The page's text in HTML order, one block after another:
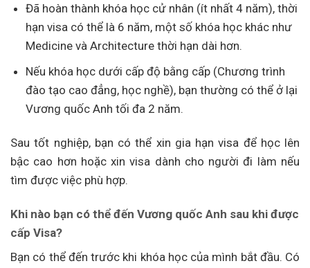
Đã hoàn thành khóa học cử nhân (ít nhất 4 năm), thời
hạn visa có thể là 6 năm, một số khóa học khác như
Medicine và Architecture thời hạn dài hơn.
Nếu khóa học dưới cấp độ bằng cấp (Chương trình
đào tạo cao đẳng, học nghề), bạn thường có thể ở lại
Vương quốc Anh tối đa 2 năm.
Sau tốt nghiệp, bạn có thể xin gia hạn visa để học lên
bậc cao hơn hoặc xin visa dành cho người đi làm nếu
tìm được việc phù hợp.
Khi nào bạn có thể đến Vương quốc Anh sau khi được
cấp Visa?
Bạn có thể đến trước khi khóa học của mình bắt đầu. Có